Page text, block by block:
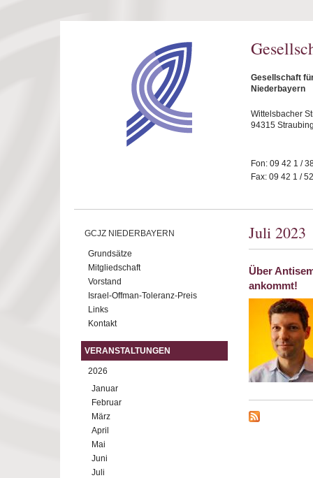
Gesellschaft
Niederbayern
Wittelsbacher
94315
Fon: 09 42 1 /
Fax: 09 42 1 /
GCJZ NIEDERBAYERN
Grundsätze
Mitgliedschaft
Vorstand
Israel-Offman-Toleranz-Preis
Links
Kontakt
VERANSTALTUNGEN
2026
Januar
Februar
März
April
Mai
Juni
Juli
Juli 2023
Über
ankommt!